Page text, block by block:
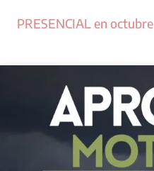
PRESENCIAL en octubre